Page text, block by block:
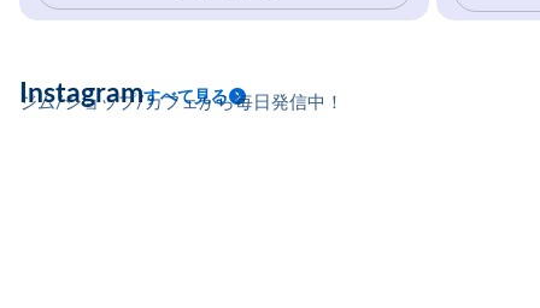
ジム/ショップ/カフェから毎日発信中！
Instagramすべて見る